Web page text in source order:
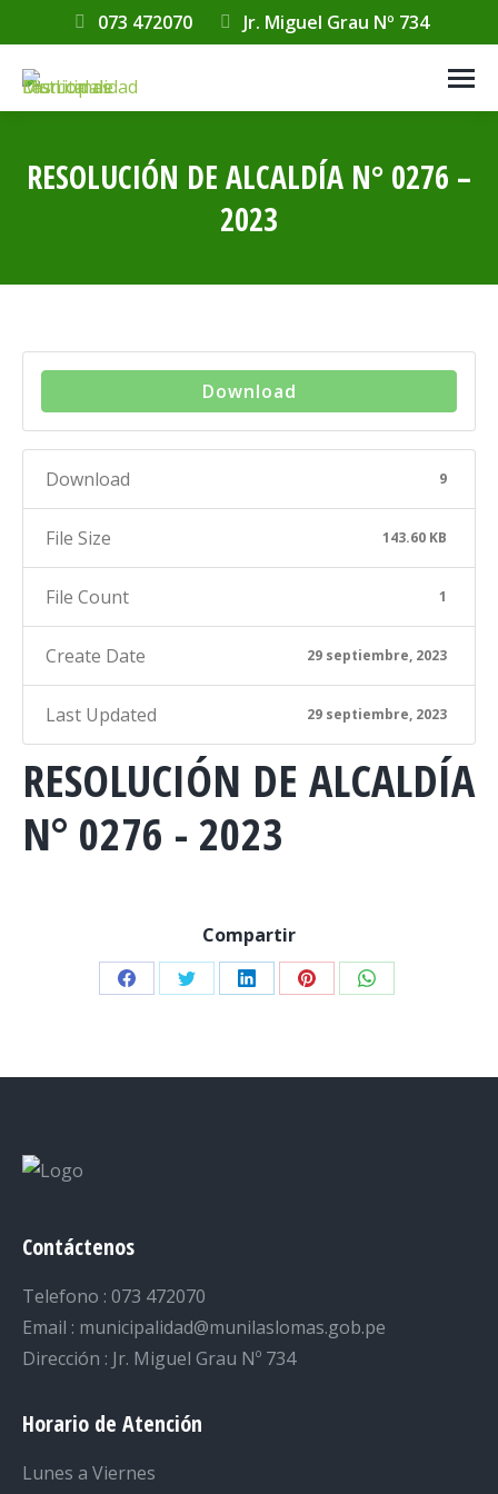
073 472070 Jr. Miguel Grau Nº 734
RESOLUCIÓN DE ALCALDÍA N° 0276 –
2023
Download
Download 9
File Size 143.60 KB
File Count 1
Create Date 29 septiembre, 2023
Last Updated 29 septiembre, 2023
RESOLUCIÓN DE ALCALDÍA
N° 0276 - 2023
Compartir
Share Share Share Share Share
Contáctenos
Telefono : 073 472070
Email : municipalidad@munilaslomas.gob.pe
Dirección : Jr. Miguel Grau Nº 734
Horario de Atención
Lunes a Viernes